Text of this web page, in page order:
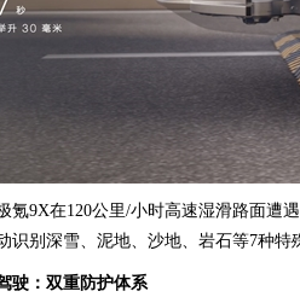
氪9X在120公里/小时高速湿滑路面遭
识别深雪、泥地、沙地、岩石等7种特
驶：双重防护体系